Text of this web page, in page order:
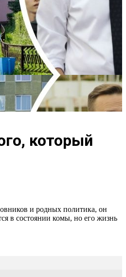
который
и родных политика, он
в состоянии комы, но его жизнь